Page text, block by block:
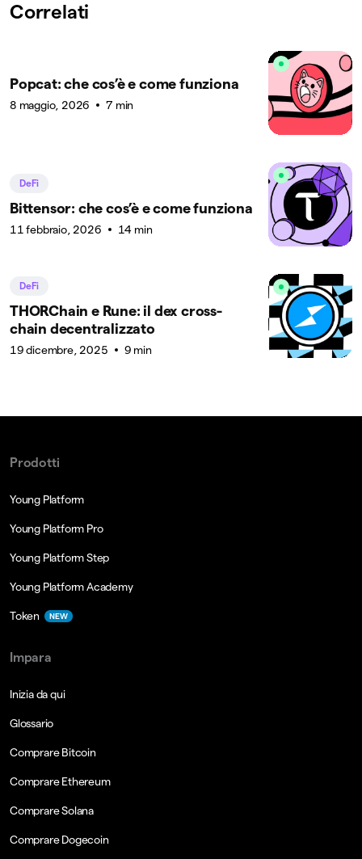
Correlati
Popcat: che cos’è e come funziona
8 maggio, 2026 7 min
DeFi
Bittensor: che cos’è e come funziona
11 febbraio, 2026 14 min
DeFi
THORChain e Rune: il dex cross-
chain decentralizzato
19 dicembre, 2025 9 min
Prodotti
Young Platform
Young Platform Pro
Young Platform Step
Young Platform Academy
Token NEW
Impara
Inizia da qui
Glossario
Comprare Bitcoin
Comprare Ethereum
Comprare Solana
Comprare Dogecoin